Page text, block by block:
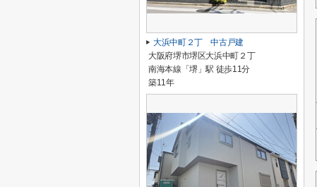
大浜中町２丁 中古戸建
大阪府堺市堺区大浜中町２丁
南海本線「堺」駅 徒歩11分
築11年